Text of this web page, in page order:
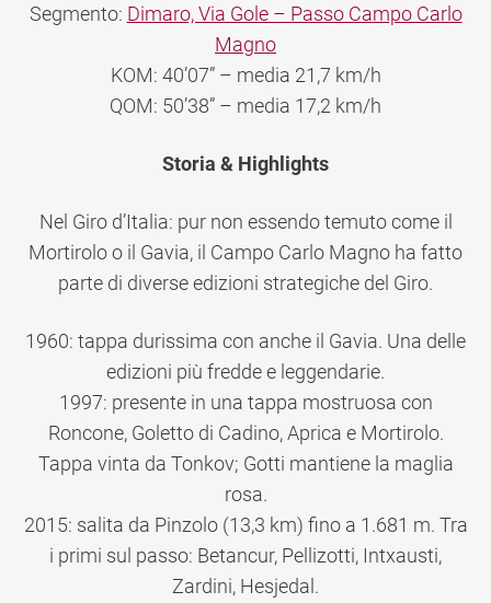
Segmento: Dimaro, Via Gole – Passo Campo Carlo
Magno
KOM: 40’07” – media 21,7 km/h
QOM: 50’38” – media 17,2 km/h
Storia & Highlights
Nel Giro d’Italia: pur non essendo temuto come il
Mortirolo o il Gavia, il Campo Carlo Magno ha fatto
parte di diverse edizioni strategiche del Giro.
1960: tappa durissima con anche il Gavia. Una delle
edizioni più fredde e leggendarie.
1997: presente in una tappa mostruosa con
Roncone, Goletto di Cadino, Aprica e Mortirolo.
Tappa vinta da Tonkov; Gotti mantiene la maglia
rosa.
2015: salita da Pinzolo (13,3 km) fino a 1.681 m. Tra
i primi sul passo: Betancur, Pellizotti, Intxausti,
Zardini, Hesjedal.